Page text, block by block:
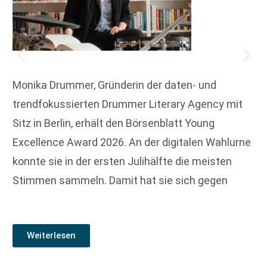
Monika Drummer, Gründerin der daten- und
trendfokussierten Drummer Literary Agency mit
Sitz in Berlin, erhält den Börsenblatt Young
Excellence Award 2026. An der digitalen Wahlurne
konnte sie in der ersten Julihälfte die meisten
Stimmen sammeln. Damit hat sie sich gegen
Weiterlesen